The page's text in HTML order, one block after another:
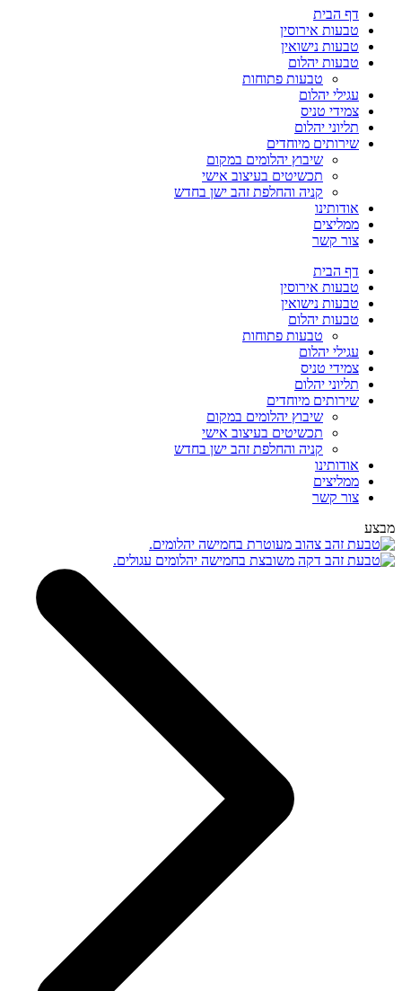
דף הבית
טבעות אירוסין
טבעות נישואין
טבעות יהלום
טבעות פתוחות
עגילי יהלום
צמידי טניס
תליוני יהלום
שירותים מיוחדים
שיבוץ יהלומים במקום
תכשיטים בעיצוב אישי
קניה והחלפת זהב ישן בחדש
אודותינו
ממליצים
צור קשר
דף הבית
טבעות אירוסין
טבעות נישואין
טבעות יהלום
טבעות פתוחות
עגילי יהלום
צמידי טניס
תליוני יהלום
שירותים מיוחדים
שיבוץ יהלומים במקום
תכשיטים בעיצוב אישי
קניה והחלפת זהב ישן בחדש
אודותינו
ממליצים
צור קשר
מבצע